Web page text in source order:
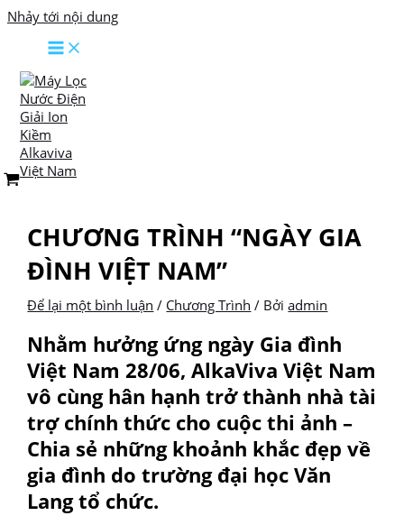
Nhảy tới nội dung
CHƯƠNG TRÌNH “NGÀY GIA
ĐÌNH VIỆT NAM”
Để lại một bình luận / Chương Trình / Bởiadmin
Nhằm hưởng ứng ngày Gia đình
Việt Nam 28/06, AlkaViva Việt Nam
vô cùng hân hạnh trở thành nhà tài
trợ chính thức cho cuộc thi ảnh –
Chia sẻ những khoảnh khắc đẹp về
gia đình do trường đại học Văn
Lang tổ chức.